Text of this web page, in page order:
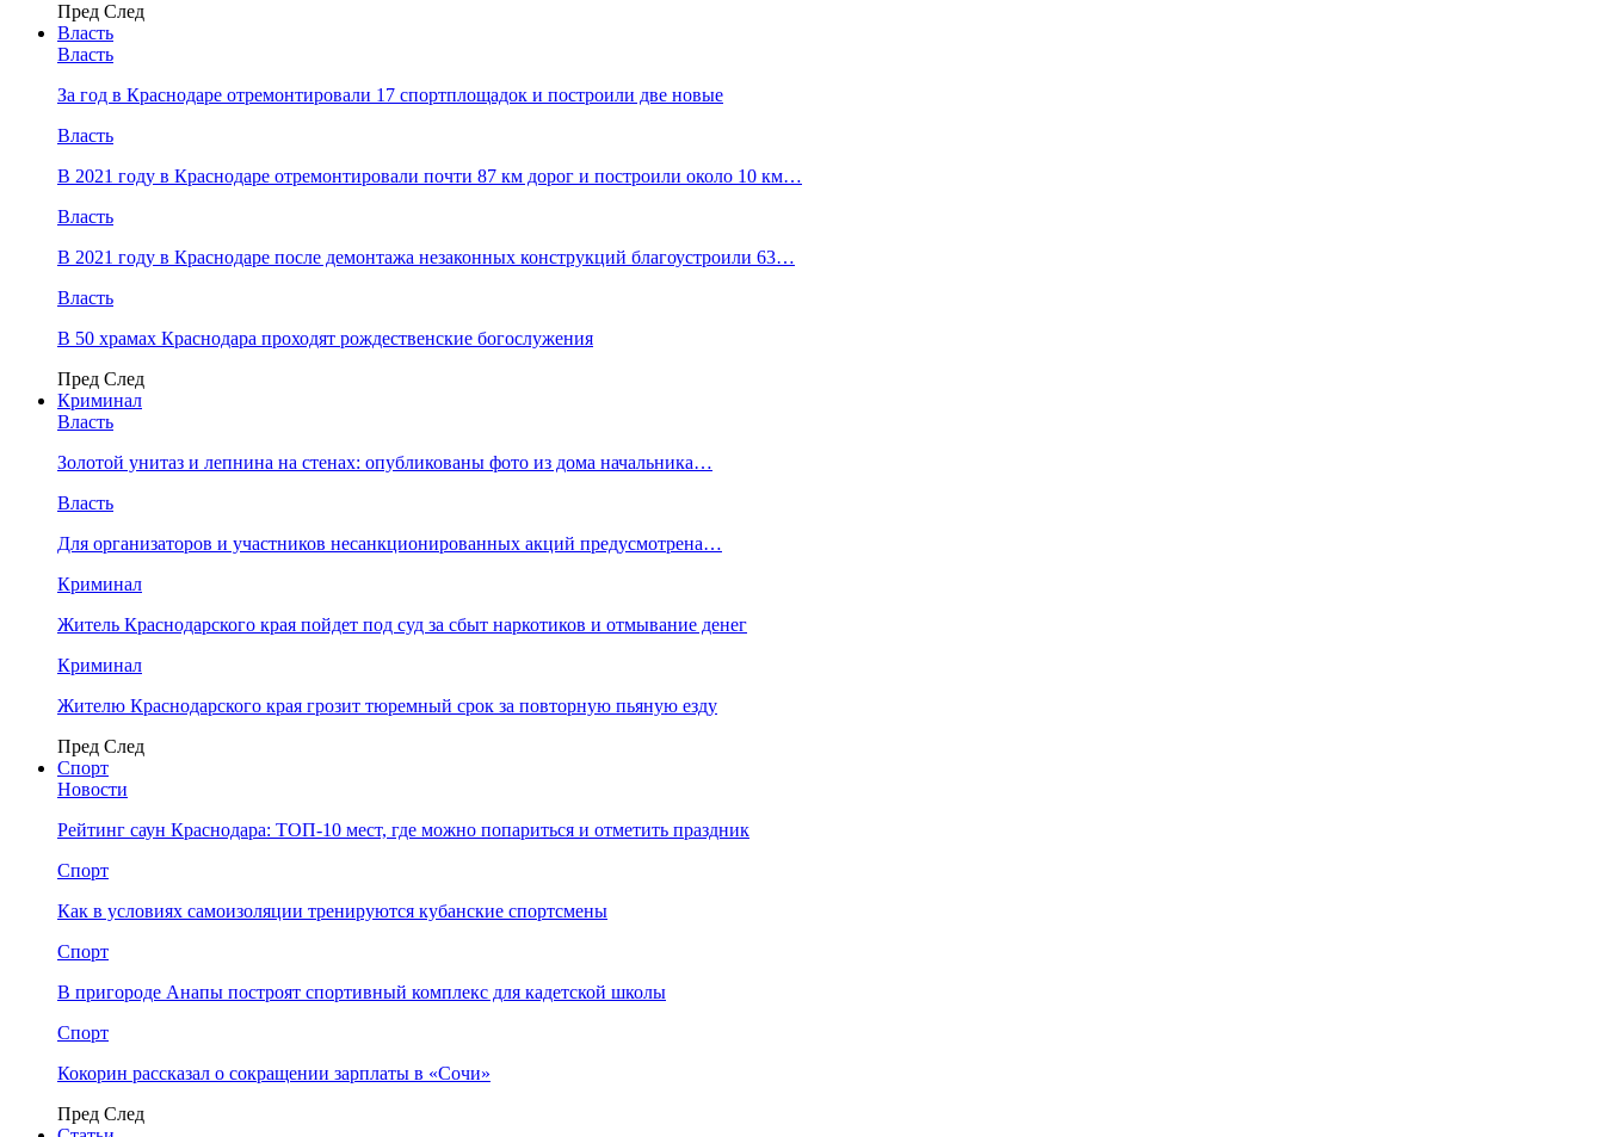
Пред След
Власть
Власть
За год в Краснодаре отремонтировали 17 спортплощадок и построили две новые
Власть
В 2021 году в Краснодаре отремонтировали почти 87 км дорог и построили около 10 км…
Власть
В 2021 году в Краснодаре после демонтажа незаконных конструкций благоустроили 63…
Власть
В 50 храмах Краснодара проходят рождественские богослужения
Пред След
Криминал
Власть
​Золотой унитаз и лепнина на стенах: опубликованы фото из дома начальника…
Власть
Для организаторов и участников несанкционированных акций предусмотрена…
Криминал
Житель Краснодарского края пойдет под суд за сбыт наркотиков и отмывание денег
Криминал
Жителю Краснодарского края грозит тюремный срок за повторную пьяную езду
Пред След
Спорт
Новости
Рейтинг саун Краснодара: ТОП-10 мест, где можно попариться и отметить праздник
Спорт
Как в условиях самоизоляции тренируются кубанские спортсмены
Спорт
В пригороде Анапы построят спортивный комплекс для кадетской школы
Спорт
Кокорин рассказал о сокращении зарплаты в «Сочи»
Пред След